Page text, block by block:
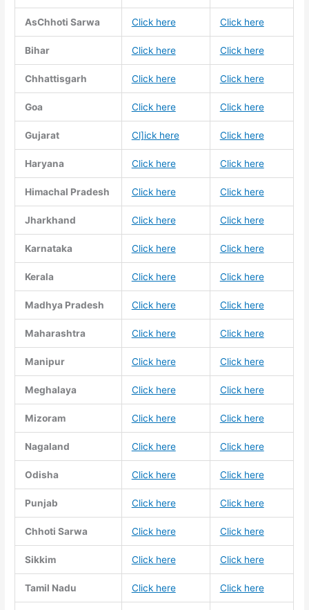
AsChhoti Sarwa Click here Click here
Bihar Click here Click here
Chhattisgarh Click here Click here
Goa Click here Click here
Gujarat Cl]ick here Click here
Haryana Click here Click here
Himachal Pradesh Click here Click here
Jharkhand Click here Click here
Karnataka Click here Click here
Kerala Click here Click here
Madhya Pradesh Click here Click here
Maharashtra Click here Click here
Manipur Click here Click here
Meghalaya Click here Click here
Mizoram Click here Click here
Nagaland Click here Click here
Odisha Click here Click here
Punjab Click here Click here
Chhoti Sarwa Click here Click here
Sikkim Click here Click here
Tamil Nadu Click here Click here